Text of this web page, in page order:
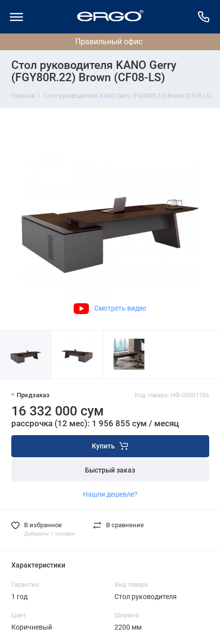
Стол руководителя KANO Gerry
(FGY80R.22) Brown (CF08-LS)
Главная Стол руководителя KANO Gerry (FGY80R.22) Brown (CF08-LS)
Смотреть видео
Предзаказ Код товара: НФ-00001766
16 332 000 сум
рассрочка (12 мес): 1 956 855 сум / месяц
Купить
Быстрый заказ
Нашли дешевле?
В избранное
Добавили 1 человек
В сравнение
Характеристики
Гарантия
1 год
Вид товара
Стол руководителя
Цвет
Коричневый
Ширина
2200 мм